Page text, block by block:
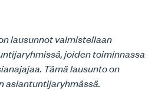
lausunnot valmistellaan
joiden toiminnassa
Tämä lausunto on
asiantuntijaryhmässä.